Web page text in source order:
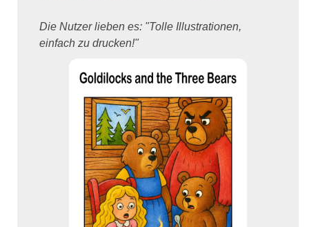
Die Nutzer lieben es: "Tolle Illustrationen,
einfach zu drucken!"